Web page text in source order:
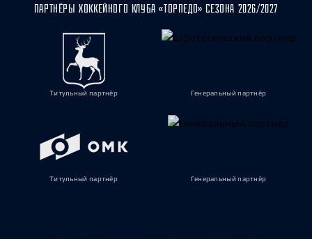
ПАРТНЁРЫ ХОККЕЙНОГО КЛУБА «ТОРПЕДО» СЕЗОНА 2026/2027
Титульный партнёр Генеральный партнёр
Титульный партнёр Генеральный партнёр